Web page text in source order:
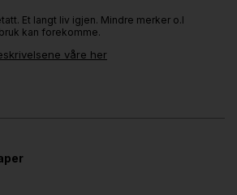
Et langt liv igjen. Mindre merker o.l
kan forekomme.
våre her